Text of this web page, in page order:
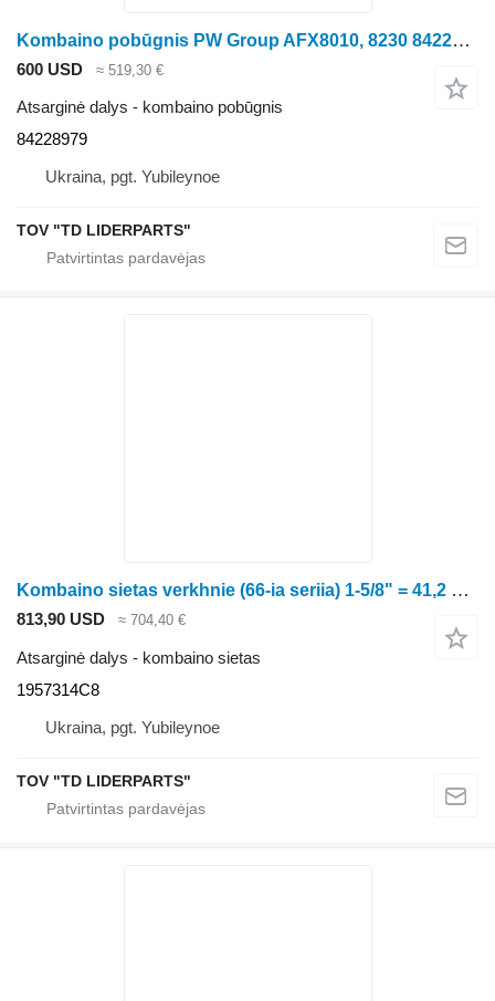
Kombaino pobūgnis PW Group AFX8010, 8230 84228979 kukurūzų kombaino
600 USD ≈ 519,30 €
Atsarginė dalys - kombaino pobūgnis
84228979
Ukraina, pgt. Yubileynoe
TOV "TD LIDERPARTS"
Kombaino sietas verkhnie (66-ia seriia) 1-5/8" = 41,2 mm 1957314C8 kukurūzų kombaino Agritach
813,90 USD ≈ 704,40 €
Atsarginė dalys - kombaino sietas
1957314C8
Ukraina, pgt. Yubileynoe
TOV "TD LIDERPARTS"